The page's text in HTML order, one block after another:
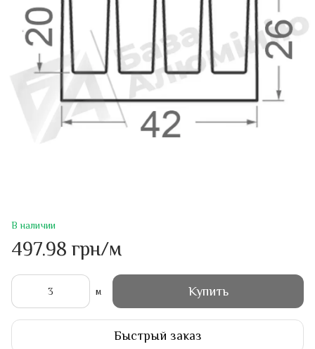
В наличии
497.98 грн/м
м Купить
Быстрый заказ